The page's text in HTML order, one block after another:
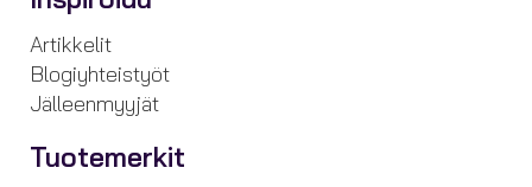
Artikkelit
Blogiyhteistyöt
Jälleenmyyjät
Tuotemerkit